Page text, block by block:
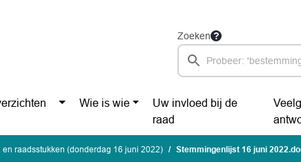
Zoeken
Wie is wie
Uw invloed bij de
raad
en raadsstukken (donderdag 16 juni 2022) Stemmingenlijst 16 juni